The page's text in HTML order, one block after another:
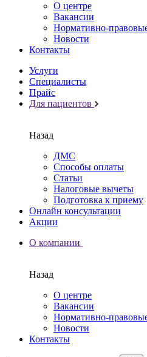
О центре
Вакансии
Нормативно-
Новости
Контакты
Услуги
Специалисты
Прайс
Для пациентов
Назад
ДМС
Способы оплаты
Статьи
Налоговые вычеты
Подготовка к приему
Онлайн консультации
Акции
О компании
Назад
О центре
Вакансии
Нормативно-
Новости
Контакты